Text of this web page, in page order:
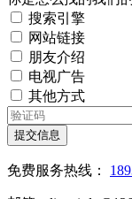
搜索引擎
网站链接
朋友介绍
电视广告
其他方式
提交信息
免费服务热线：